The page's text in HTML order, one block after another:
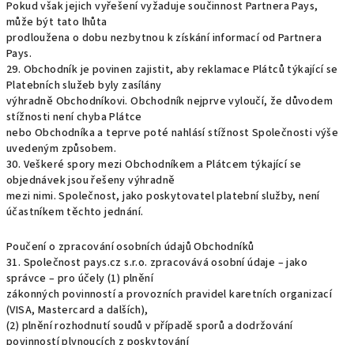
Pokud však jejich vyřešení vyžaduje součinnost Partnera Pays,
může být tato lhůta
prodloužena o dobu nezbytnou k získání informací od Partnera
Pays.
29. Obchodník je povinen zajistit, aby reklamace Plátců týkající se
Platebních služeb byly zasílány
výhradně Obchodníkovi. Obchodník nejprve vyloučí, že důvodem
stížnosti není chyba Plátce
nebo Obchodníka a teprve poté nahlásí stížnost Společnosti výše
uvedeným způsobem.
30. Veškeré spory mezi Obchodníkem a Plátcem týkající se
objednávek jsou řešeny výhradně
mezi nimi. Společnost, jako poskytovatel platební služby, není
účastníkem těchto jednání.
Poučení o zpracování osobních údajů Obchodníků
31. Společnost pays.cz s.r.o. zpracovává osobní údaje – jako
správce – pro účely (1) plnění
zákonných povinností a provozních pravidel karetních organizací
(VISA, Mastercard a dalších),
(2) plnění rozhodnutí soudů v případě sporů a dodržování
povinností plynoucích z poskytování